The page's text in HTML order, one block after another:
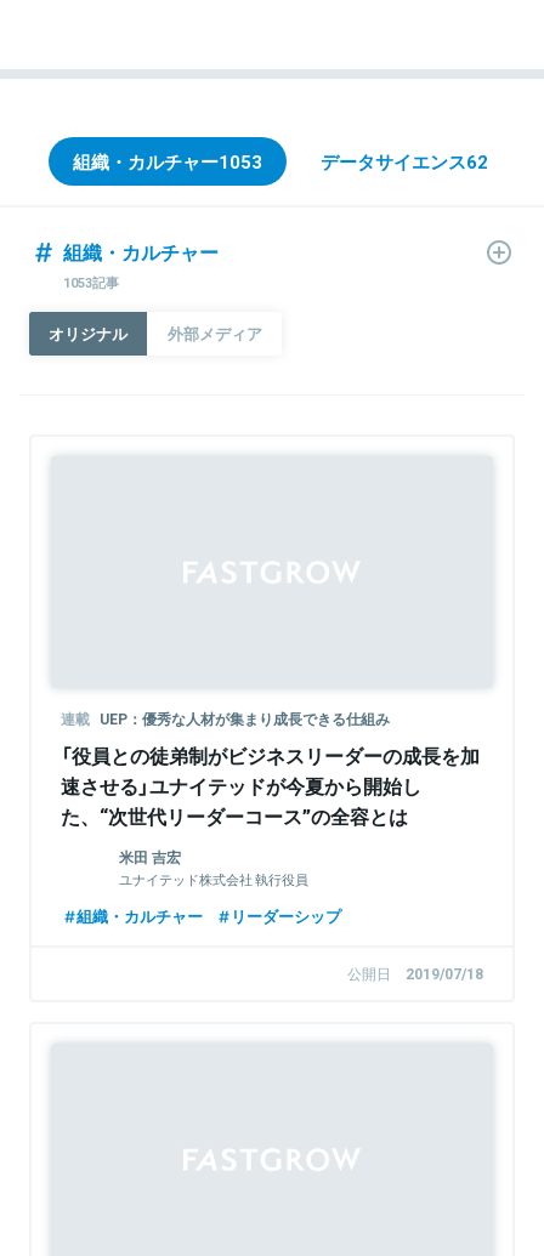
組織・カルチャー1053 データサイエンス62
組織・カルチャー
1053記事
オリジナル 外部メディア
連載 UEP：優秀な人材が集まり成長できる仕組み
「役員との徒弟制がビジネスリーダーの成長を加
速させる」ユナイテッドが今夏から開始し
た、“次世代リーダーコース”の全容とは
米田 吉宏
ユナイテッド株式会社 執行役員
組織・カルチャー リーダーシップ
公開日 2019/07/18